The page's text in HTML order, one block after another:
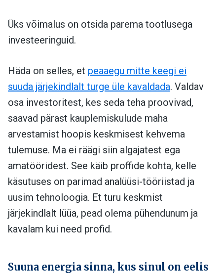
Üks võimalus on otsida parema tootlusega
investeeringuid.
Häda on selles, et peaaegu mitte keegi ei
suuda järjekindlalt turge üle kavaldada. Valdav
osa investoritest, kes seda teha proovivad,
saavad pärast kauplemiskulude maha
arvestamist hoopis keskmisest kehvema
tulemuse. Ma ei räägi siin algajatest ega
amatööridest. See käib proffide kohta, kelle
käsutuses on parimad analüüsi-tööriistad ja
uusim tehnoloogia. Et turu keskmist
järjekindlalt lüüa, pead olema pühendunum ja
kavalam kui need profid.
Suuna energia sinna, kus sinul on eelis